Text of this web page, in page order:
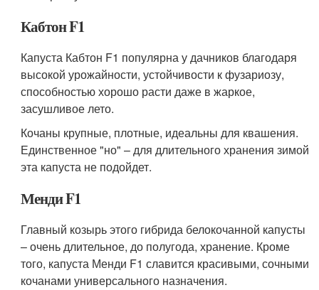
Кабтон F1
Капуста Кабтон F1 популярна у дачников благодаря
высокой урожайности, устойчивости к фузариозу,
способностью хорошо расти даже в жаркое,
засушливое лето.
Кочаны крупные, плотные, идеальны для квашения.
Единственное "но" – для длительного хранения зимой
эта капуста не подойдет.
Менди F1
Главный козырь этого гибрида белокочанной капусты
– очень длительное, до полугода, хранение. Кроме
того, капуста Менди F1 славится красивыми, сочными
кочанами универсального назначения.